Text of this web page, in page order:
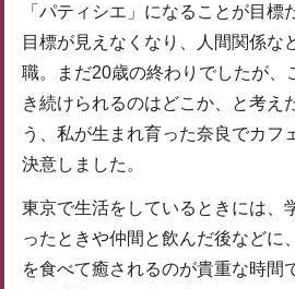
「パティシエ」になることが目標
目標が見えなくなり、人間関係な
職。まだ20歳の終わりでしたが、
き続けられるのはどこか、と考え
う、私が生まれ育った奈良でカフ
決意しました。
東京で生活をしているときには、
ったときや仲間と飲んだ後などに
を食べて癒されるのが貴重な時間